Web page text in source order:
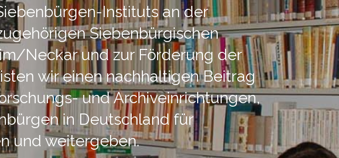
Instituts an der
Siebenbürgischen
Neckar und zur Förderung der
wir einen nachhaltigen Beitrag
und Archiveinrichtungen,
in Deutschland für
und weitergeben.